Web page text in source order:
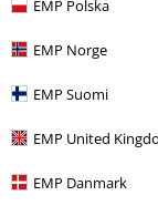
EMP Polska
EMP Norge
EMP Suomi
EMP United
EMP Danmark
Teman Skräck